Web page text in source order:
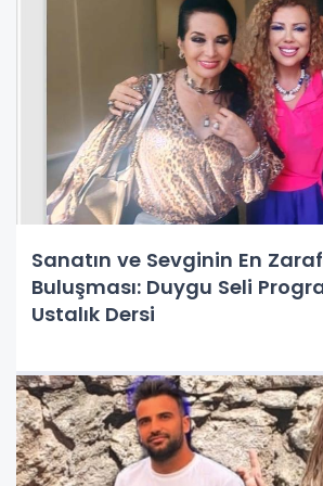
Sanatın ve Sevginin En
Buluşması: Duygu Seli
Ustalık Dersi